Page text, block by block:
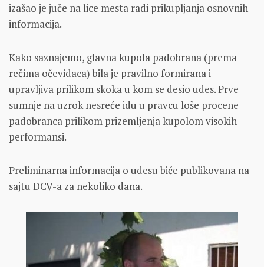
izašao je juče na lice mesta radi prikupljanja osnovnih
informacija.
Kako saznajemo, glavna kupola padobrana (prema
rečima očevidaca) bila je pravilno formirana i
upravljiva prilikom skoka u kom se desio udes. Prve
sumnje na uzrok nesreće idu u pravcu loše procene
padobranca prilikom prizemljenja kupolom visokih
performansi.
Preliminarna informacija o udesu biće publikovana na
sajtu DCV-a za nekoliko dana.